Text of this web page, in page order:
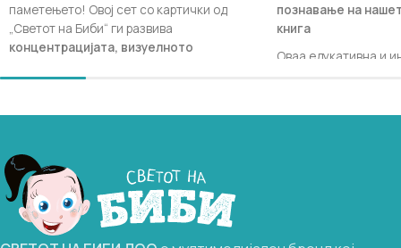
паметењето! Овој сет со картички од
„Светот на Биби“ ги развива
концентрацијата, визуелното
играчите бараат парови. Идеална е за
познавање на
книга
Оваа едукативна и
најчудесниот